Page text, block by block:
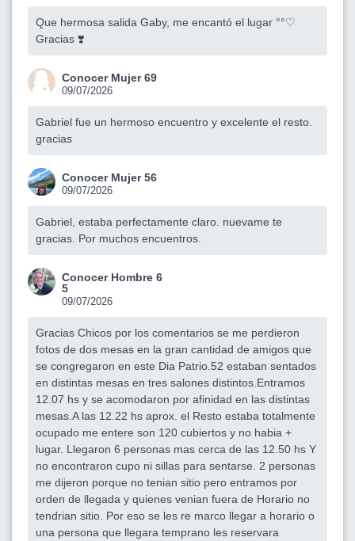
Que hermosa salida Gaby, me encantó el lugar °°♡
Gracias ❣️
Conocer Mujer 69
09/07/2026
Gabriel fue un hermoso encuentro y excelente el resto.
gracias
Conocer Mujer 56
09/07/2026
Gabriel, estaba perfectamente claro. nuevame te
gracias. Por muchos encuentros.
Conocer Hombre 6
5
09/07/2026
Gracias Chicos por los comentarios se me perdieron
fotos de dos mesas en la gran cantidad de amigos que
se congregaron en este Dia Patrio.52 estaban sentados
en distintas mesas en tres salones distintos.Entramos
12.07 hs y se acomodaron por afinidad en las distintas
mesas.A las 12.22 hs aprox. el Resto estaba totalmente
ocupado me entere son 120 cubiertos y no habia +
lugar. Llegaron 6 personas mas cerca de las 12.50 hs Y
no encontraron cupo ni sillas para sentarse. 2 personas
me dijeron porque no tenian sitio pero entramos por
orden de llegada y quienes venian fuera de Horario no
tendrian sitio. Por eso se les re marco llegar a horario o
una persona que llegara temprano les reservara